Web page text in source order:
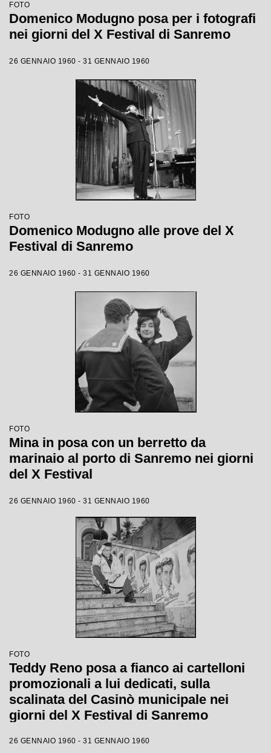
FOTO
Domenico Modugno posa per i fotografi
nei giorni del X Festival di Sanremo
26 GENNAIO 1960 - 31 GENNAIO 1960
FOTO
Domenico Modugno alle prove del X
Festival di Sanremo
26 GENNAIO 1960 - 31 GENNAIO 1960
FOTO
Mina in posa con un berretto da
marinaio al porto di Sanremo nei giorni
del X Festival
26 GENNAIO 1960 - 31 GENNAIO 1960
FOTO
Teddy Reno posa a fianco ai cartelloni
promozionali a lui dedicati, sulla
scalinata del Casinò municipale nei
giorni del X Festival di Sanremo
26 GENNAIO 1960 - 31 GENNAIO 1960